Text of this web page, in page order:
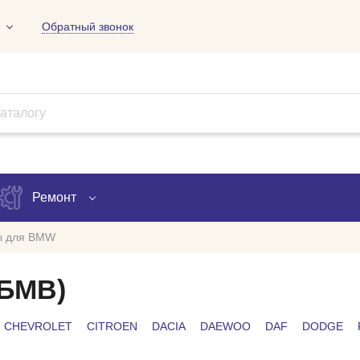
Обратный звонок
Ремонт
Проверка ремонта
для BMW
CHEVROLET CITROEN DACIA DAEWOO DAF DODGE